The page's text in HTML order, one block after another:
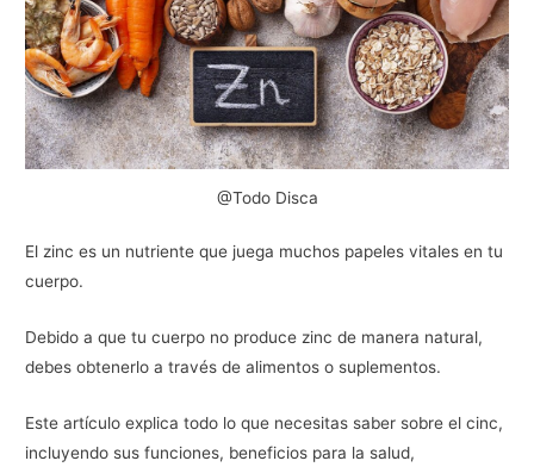
@Todo Disca
El zinc es un nutriente que juega muchos papeles vitales en tu
cuerpo.
Debido a que tu cuerpo no produce zinc de manera natural,
debes obtenerlo a través de alimentos o suplementos.
Este artículo explica todo lo que necesitas saber sobre el cinc,
incluyendo sus funciones, beneficios para la salud,